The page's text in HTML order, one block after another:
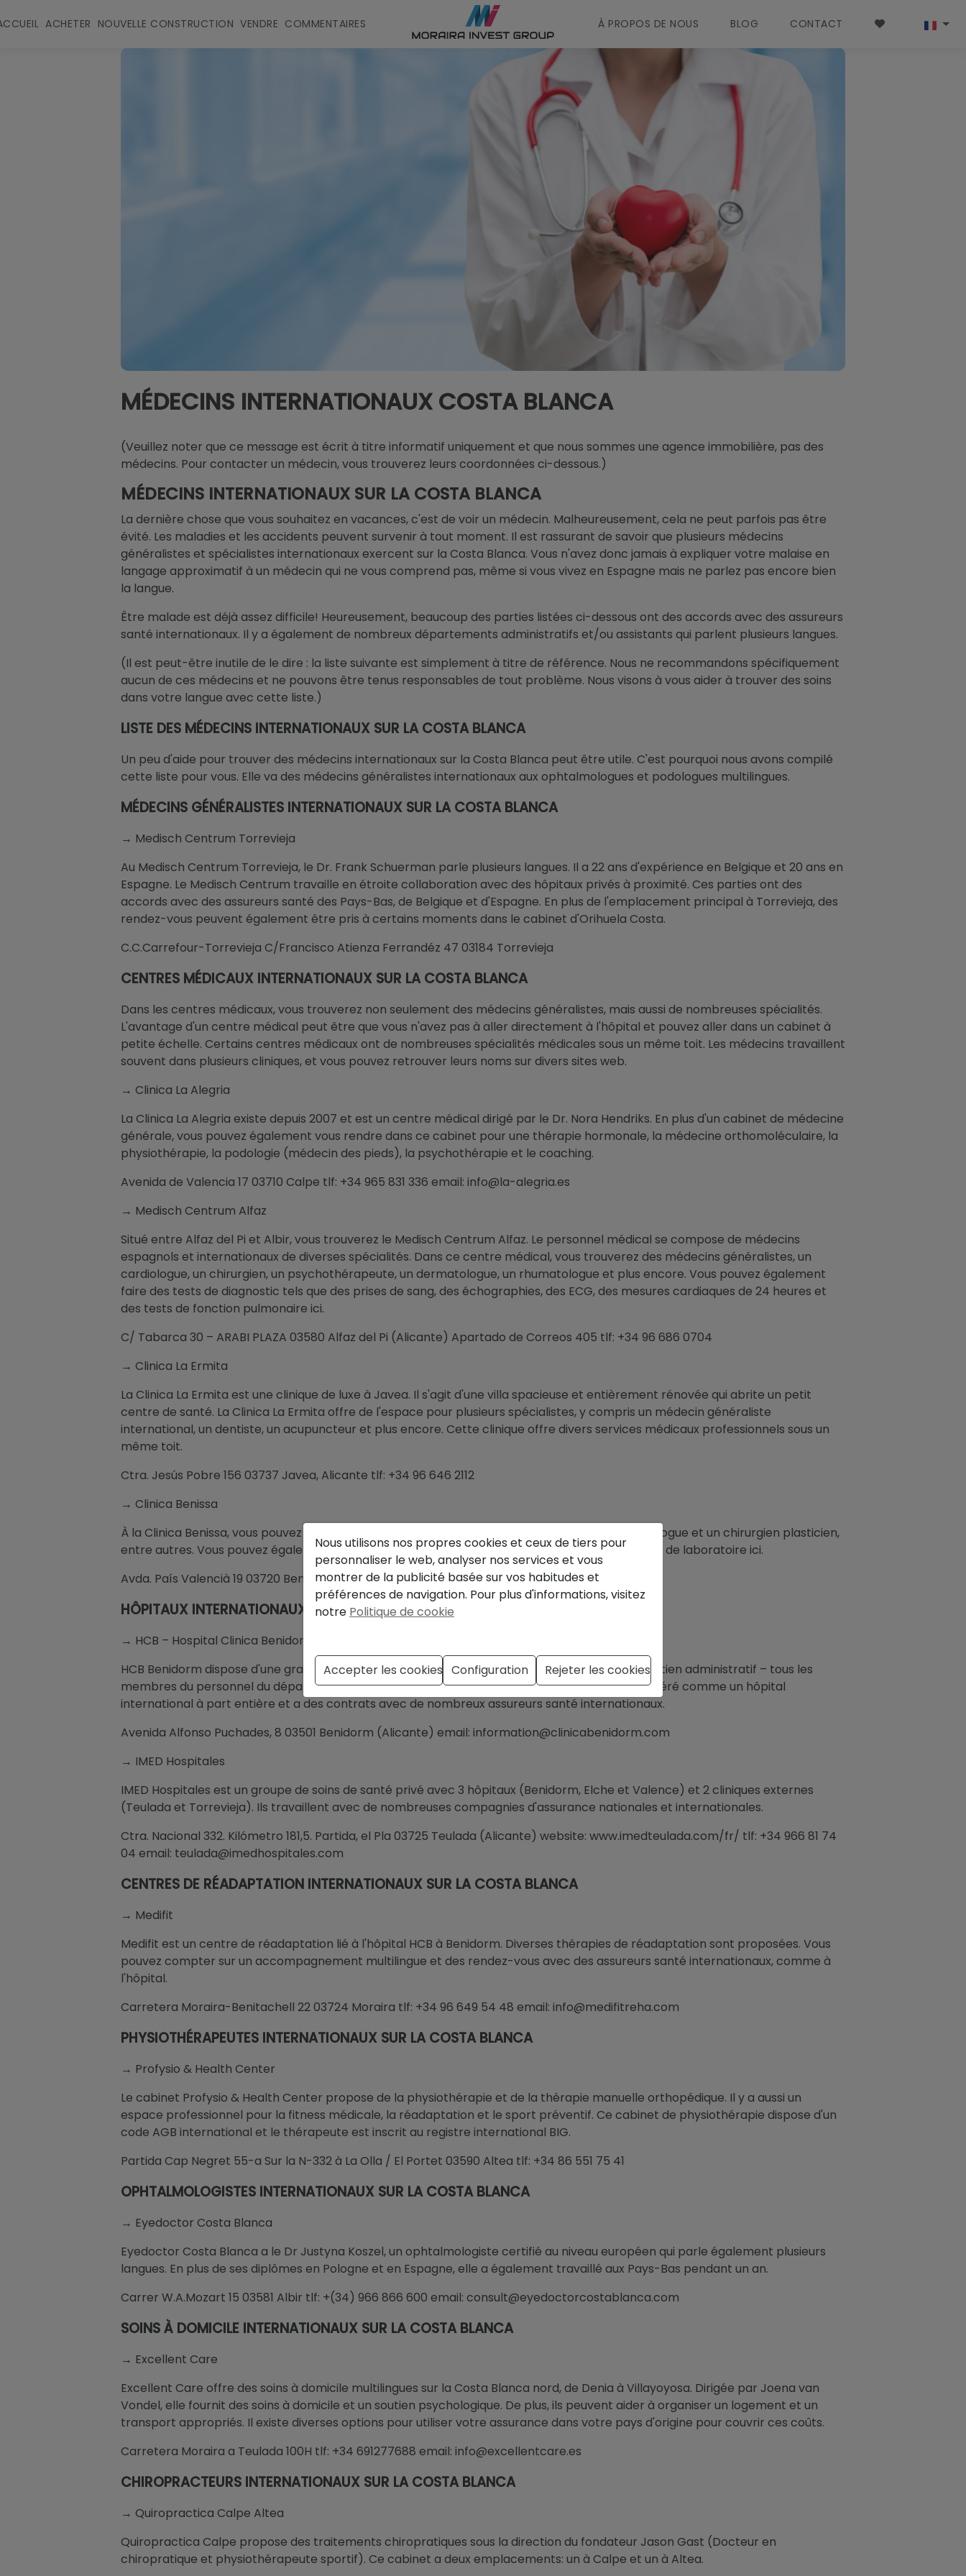
ACHETER NOUVELLE CONSTRUCTION VENDRE COMMENTAIRES À PROPOS DE NOUS BLOG CONTACT
MÉDECINS INTERNATIONAUX COSTA BLANCA
(Veuillez noter que ce message est écrit à titre informatif uniquement et que nous sommes une agence immobilière, pas des
médecins. Pour contacter un médecin, vous trouverez leurs coordonnées ci-dessous.)
MÉDECINS INTERNATIONAUX SUR LA COSTA BLANCA
La dernière chose que vous souhaitez en vacances, c'est de voir un médecin. Malheureusement, cela ne peut parfois pas être
évité. Les maladies et les accidents peuvent survenir à tout moment. Il est rassurant de savoir que plusieurs médecins
généralistes et spécialistes internationaux exercent sur la Costa Blanca. Vous n'avez donc jamais à expliquer votre malaise en
langage approximatif à un médecin qui ne vous comprend pas, même si vous vivez en Espagne mais ne parlez pas encore bien
la langue.
Être malade est déjà assez difficile! Heureusement, beaucoup des parties listées ci-dessous ont des accords avec des assureurs
santé internationaux. Il y a également de nombreux départements administratifs et/ou assistants qui parlent plusieurs langues.
(Il est peut-être inutile de le dire : la liste suivante est simplement à titre de référence. Nous ne recommandons spécifiquement
aucun de ces médecins et ne pouvons être tenus responsables de tout problème. Nous visons à vous aider à trouver des soins
dans votre langue avec cette liste.)
LISTE DES MÉDECINS INTERNATIONAUX SUR LA COSTA BLANCA
Un peu d'aide pour trouver des médecins internationaux sur la Costa Blanca peut être utile. C'est pourquoi nous avons compilé
cette liste pour vous. Elle va des médecins généralistes internationaux aux ophtalmologues et podologues multilingues.
MÉDECINS GÉNÉRALISTES INTERNATIONAUX SUR LA COSTA BLANCA
→ Medisch Centrum Torrevieja
Au Medisch Centrum Torrevieja, le Dr. Frank Schuerman parle plusieurs langues. Il a 22 ans d'expérience en Belgique et 20 ans en
Espagne. Le Medisch Centrum travaille en étroite collaboration avec des hôpitaux privés à proximité. Ces parties ont des
accords avec des assureurs santé des Pays-Bas, de Belgique et d'Espagne. En plus de l'emplacement principal à Torrevieja, des
rendez-vous peuvent également être pris à certains moments dans le cabinet d'Orihuela Costa.
C.C.Carrefour-Torrevieja C/Francisco Atienza Ferrandéz 47 03184 Torrevieja
CENTRES MÉDICAUX INTERNATIONAUX SUR LA COSTA BLANCA
Dans les centres médicaux, vous trouverez non seulement des médecins généralistes, mais aussi de nombreuses spécialités.
L'avantage d'un centre médical peut être que vous n'avez pas à aller directement à l'hôpital et pouvez aller dans un cabinet à
petite échelle. Certains centres médicaux ont de nombreuses spécialités médicales sous un même toit. Les médecins travaillent
souvent dans plusieurs cliniques, et vous pouvez retrouver leurs noms sur divers sites web.
→ Clinica La Alegria
La Clinica La Alegria existe depuis 2007 et est un centre médical dirigé par le Dr. Nora Hendriks. En plus d'un cabinet de médecine
générale, vous pouvez également vous rendre dans ce cabinet pour une thérapie hormonale, la médecine orthomoléculaire, la
physiothérapie, la podologie (médecin des pieds), la psychothérapie et le coaching.
Avenida de Valencia 17 03710 Calpe tlf: +34 965 831 336 email: info@la-alegria.es
→ Medisch Centrum Alfaz
Situé entre Alfaz del Pi et Albir, vous trouverez le Medisch Centrum Alfaz. Le personnel médical se compose de médecins
espagnols et internationaux de diverses spécialités. Dans ce centre médical, vous trouverez des médecins généralistes, un
cardiologue, un chirurgien, un psychothérapeute, un dermatologue, un rhumatologue et plus encore. Vous pouvez également
faire des tests de diagnostic tels que des prises de sang, des échographies, des ECG, des mesures cardiaques de 24 heures et
des tests de fonction pulmonaire ici.
C/ Tabarca 30 – ARABI PLAZA 03580 Alfaz del Pi (Alicante) Apartado de Correos 405 tlf: +34 96 686 0704
→ Clinica La Ermita
La Clinica La Ermita est une clinique de luxe à Javea. Il s'agit d'une villa spacieuse et entièrement rénovée qui abrite un petit
centre de santé. La Clinica La Ermita offre de l'espace pour plusieurs spécialistes, y compris un médecin généraliste
international, un dentiste, un acupuncteur et plus encore. Cette clinique offre divers services médicaux professionnels sous un
même toit.
Ctra. Jesús Pobre 156 03737 Javea, Alicante tlf: +34 96 646 2112
→ Clinica Benissa
À la Clinica Benissa, vous pouvez trouver des médecins généralistes internationaux, un dermatologue et un chirurgien plasticien,
entre autres. Vous pouvez également faire des tests de diagnostic comme des ECG et des tests de laboratoire ici.
Avda. País Valencià 19 03720 Benissa, Alicante tlf: +34 96 573 31 57
HÔPITAUX INTERNATIONAUX SUR LA COSTA BLANCA
→ HCB – Hospital Clinica Benidorm
HCB Benidorm dispose d'une grande équipe multilingue. Médecins, infirmières, interprètes et soutien administratif – tous les
membres du personnel du département international parlent plusieurs langues. HCB est considéré comme un hôpital
international à part entière et a des contrats avec de nombreux assureurs santé internationaux.
Avenida Alfonso Puchades, 8 03501 Benidorm (Alicante) email: information@clinicabenidorm.com
→ IMED Hospitales
IMED Hospitales est un groupe de soins de santé privé avec 3 hôpitaux (Benidorm, Elche et Valence) et 2 cliniques externes
(Teulada et Torrevieja). Ils travaillent avec de nombreuses compagnies d'assurance nationales et internationales.
Ctra. Nacional 332. Kilómetro 181,5. Partida, el Pla 03725 Teulada (Alicante) website: www.imedteulada.com/fr/ tlf: +34 966 81 74
04 email: teulada@imedhospitales.com
CENTRES DE RÉADAPTATION INTERNATIONAUX SUR LA COSTA BLANCA
→ Medifit
Medifit est un centre de réadaptation lié à l'hôpital HCB à Benidorm. Diverses thérapies de réadaptation sont proposées. Vous
pouvez compter sur un accompagnement multilingue et des rendez-vous avec des assureurs santé internationaux, comme à
l'hôpital.
Carretera Moraira-Benitachell 22 03724 Moraira tlf: +34 96 649 54 48 email: info@medifitreha.com
PHYSIOTHÉRAPEUTES INTERNATIONAUX SUR LA COSTA BLANCA
→ Profysio & Health Center
Le cabinet Profysio & Health Center propose de la physiothérapie et de la thérapie manuelle orthopédique. Il y a aussi un
espace professionnel pour la fitness médicale, la réadaptation et le sport préventif. Ce cabinet de physiothérapie dispose d'un
code AGB international et le thérapeute est inscrit au registre international BIG.
Partida Cap Negret 55-a Sur la N-332 à La Olla / El Portet 03590 Altea tlf: +34 86 551 75 41
OPHTALMOLOGISTES INTERNATIONAUX SUR LA COSTA BLANCA
→ Eyedoctor Costa Blanca
Eyedoctor Costa Blanca a le Dr Justyna Koszel, un ophtalmologiste certifié au niveau européen qui parle également plusieurs
langues. En plus de ses diplômes en Pologne et en Espagne, elle a également travaillé aux Pays-Bas pendant un an.
Carrer W.A.Mozart 15 03581 Albir tlf: +(34) 966 866 600 email: consult@eyedoctorcostablanca.com
SOINS À DOMICILE INTERNATIONAUX SUR LA COSTA BLANCA
→ Excellent Care
Excellent Care offre des soins à domicile multilingues sur la Costa Blanca nord, de Denia à Villayoyosa. Dirigée par Joena van
Vondel, elle fournit des soins à domicile et un soutien psychologique. De plus, ils peuvent aider à organiser un logement et un
transport appropriés. Il existe diverses options pour utiliser votre assurance dans votre pays d'origine pour couvrir ces coûts.
Carretera Moraira a Teulada 100H tlf: +34 691277688 email: info@excellentcare.es
CHIROPRACTEURS INTERNATIONAUX SUR LA COSTA BLANCA
→ Quiropractica Calpe Altea
Quiropractica Calpe propose des traitements chiropratiques sous la direction du fondateur Jason Gast (Docteur en
chiropratique et physiothérapeute sportif). Ce cabinet a deux emplacements: un à Calpe et un à Altea.
Nous utilisons nos propres cookies et ceux de tiers pour
personnaliser le web, analyser nos services et vous
montrer de la publicité basée sur vos habitudes et
préférences de navigation. Pour plus d'informations, visitez
notre Politique de cookie
Accepter les cookies Configuration Rejeter les cookies